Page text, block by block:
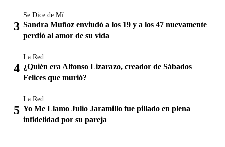
Se Dice de Mí
Sandra Muñoz enviudó a los 19 y a los 47 nuevamente
perdió al amor de su vida
La Red
¿Quién era Alfonso Lizarazo, creador de Sábados
Felices que murió?
La Red
Yo Me Llamo Julio Jaramillo fue pillado en plena
infidelidad por su pareja